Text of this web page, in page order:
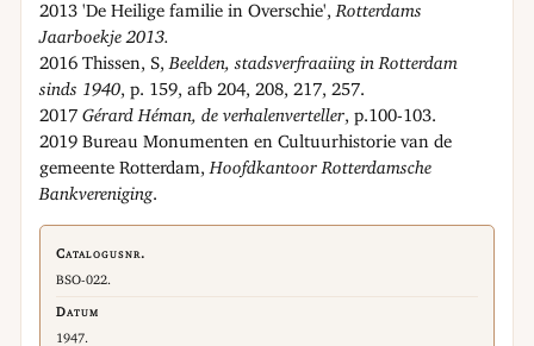
2013 'De Heilige familie in Overschie', Rotterdams
Jaarboekje 2013.
2016 Thissen, S,Beelden, stadsverfraaiing in Rotterdam
sinds 1940, p. 159, afb 204, 208, 217, 257.
2017Gérard Héman, de verhalenverteller, p.100-103.
2019 Bureau Monumenten en Cultuurhistorie van de
gemeente Rotterdam,Hoofdkantoor Rotterdamsche
Bankvereniging.
Catalogusnr.
BSO-022.
Datum
1947.